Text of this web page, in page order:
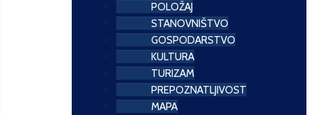
POLOŽAJ
STANOVNIŠTVO
GOSPODARSTVO
KULTURA
TURIZAM
PREPOZNATLJIVOST
MAPA